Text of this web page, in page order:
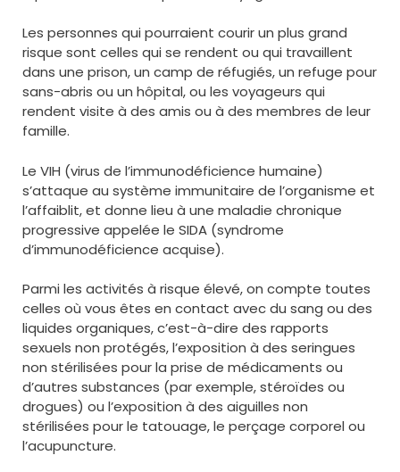
Les personnes qui pourraient courir un plus grand
risque sont celles qui se rendent ou qui travaillent
dans une prison, un camp de réfugiés, un refuge pour
sans-abris ou un hôpital, ou les voyageurs qui
rendent visite à des amis ou à des membres de leur
famille.
Le VIH (virus de l’immunodéficience humaine)
s’attaque au système immunitaire de l’organisme et
l’affaiblit, et donne lieu à une maladie chronique
progressive appelée le SIDA (syndrome
d’immunodéficience acquise).
Parmi les activités à risque élevé, on compte toutes
celles où vous êtes en contact avec du sang ou des
liquides organiques, c’est-à-dire des rapports
sexuels non protégés, l’exposition à des seringues
non stérilisées pour la prise de médicaments ou
d’autres substances (par exemple, stéroïdes ou
drogues) ou l’exposition à des aiguilles non
stérilisées pour le tatouage, le perçage corporel ou
l’acupuncture.